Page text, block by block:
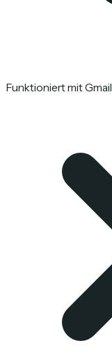
Funktioniert mit Gmail